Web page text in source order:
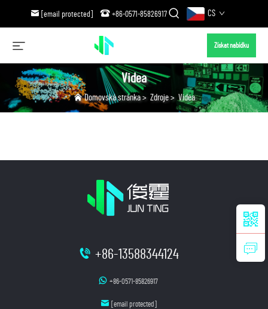
[email protected] +86-0571-85826917 CS
Získat nabídku
Videa
Domovská stránka> Zdroje> Videa
+86-13588344124
+86-0571-85826917
[email protected]